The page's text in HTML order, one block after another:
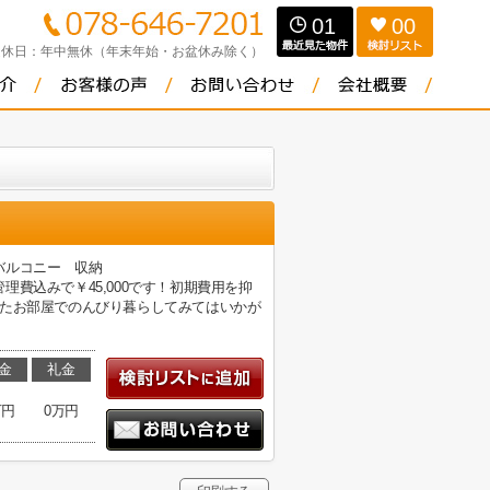
日： 年中無休（年末年始・お盆休み除く）
01 00
コニー 収納
費込みで￥45,000です！初期費用を抑
お部屋でのんびり暮らしてみてはいかが
礼金
0万円